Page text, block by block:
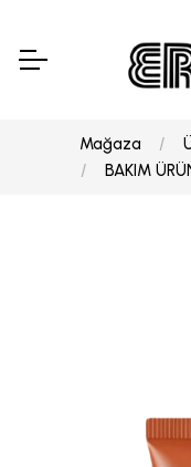
Mağaza
BAKIM